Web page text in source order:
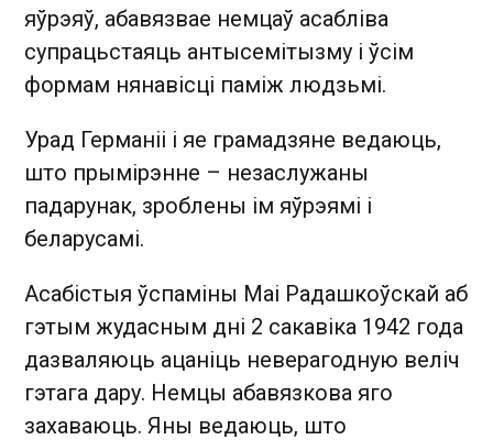
яўрэяў, абавязвае немцаў асабліва
супрацьстаяць антысемітызму і ўсім
формам нянавісці паміж людзьмі.
Урад Германіі і яе грамадзяне ведаюць,
што прымірэнне – незаслужаны
падарунак, зроблены ім яўрэямі і
беларусамі.
Асабістыя ўспаміны Маі Радашкоўскай аб
гэтым жудасным дні 2 сакавіка 1942 года
дазваляюць ацаніць неверагодную веліч
гэтага дару. Немцы абавязкова яго
захаваюць. Яны ведаюць, што